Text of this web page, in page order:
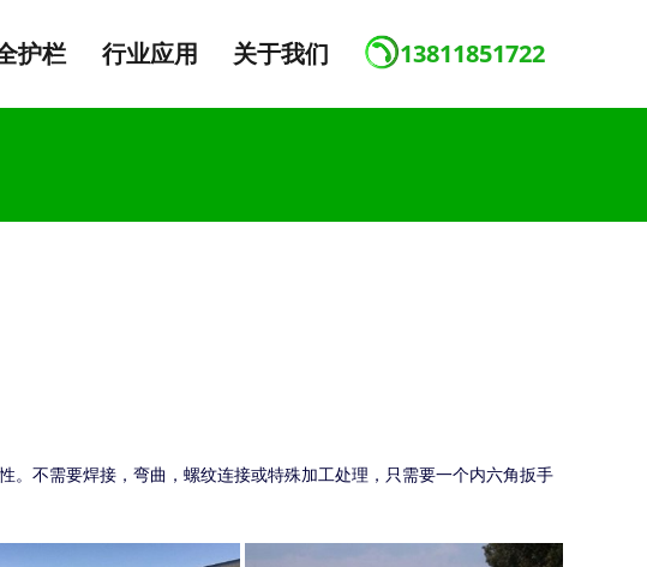
护栏 行业应用 关于我们 13811851722
不需要焊接，弯曲，螺纹连接或特殊加工处理，只需要一个内六角扳手